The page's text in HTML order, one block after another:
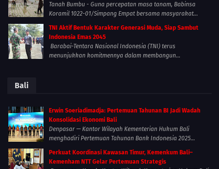
Tanah Bumbu - Guna percepatan masa tanam, Babinsa
Koramil 1022-01/Simpang Empat bersama masyarakat...
TNI Aktif Bentuk Karakter Generasi Muda, Siap Sambut
Indonesia Emas 2045
Barabai-Tentara Nasional Indonesia (TNI) terus
menunjukkan komitmennya dalam membangun...
Bali
Erwin Soeriadimadja: Pertemuan Tahunan BI Jadi Wadah
Konsolidasi Ekonomi Bali
Denpasar — Kantor Wilayah Kementerian Hukum Bali
menghadiri Pertemuan Tahunan Bank Indonesia 2025...
Perkuat Koordinasi Kawasan Timur, Kemenkum Bali–
Kemenham NTT Gelar Pertemuan Strategis